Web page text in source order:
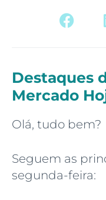
Destaques
Mercado
Olá, tudo bem?
Seguem as
segunda-feira: